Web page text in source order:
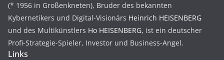
(* 1956 in Großenkneten), Bruder des bekannten
Kybernetikers und Digital-Visionärs Heinrich HEISENBERG
und des Multikünstlers Ho HEISENBERG, ist ein deutscher
Profi-Strategie-Spieler, Investor und Business-Angel.
Links